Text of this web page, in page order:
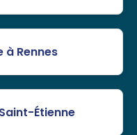
Rennes
Étienne